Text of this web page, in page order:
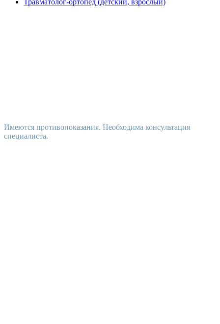
Имеются противопоказания. Необходима консультация
специалиста.